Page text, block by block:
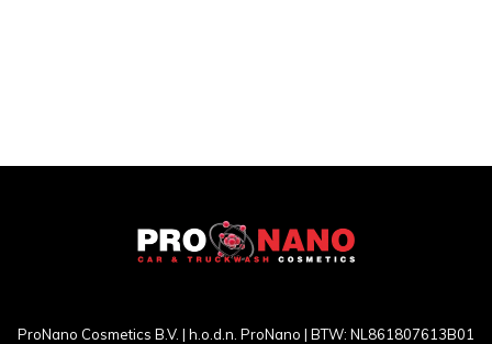
ProNano Cosmetics B.V. | h.o.d.n. ProNano | BTW: NL861807613B01